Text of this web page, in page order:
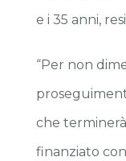
e i 35 anni,
“Per non
che
finanziato